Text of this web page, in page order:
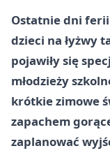
Ostatnie dni
dzieci na łyżwy
pojawiły się
młodzieży
krótkie zimowe
zapachem
zaplanować